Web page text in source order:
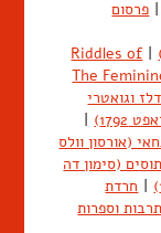
| פרסום
|
Riddles of
The
וגואטרי
|
(אורסון וולס
(סימון דה
| חרדת
וספרות